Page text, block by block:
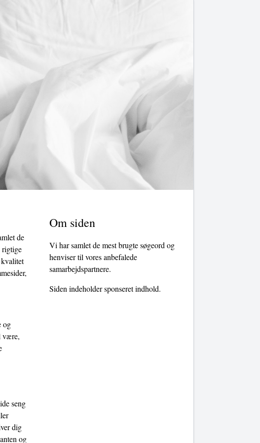
de
rigtige
og
være,
seng
dig
og
Om siden
Vi har samlet de mest brugte søgeord og
henviser til vores anbefalede
samarbejdspartnere.
Siden indeholder sponseret indhold.